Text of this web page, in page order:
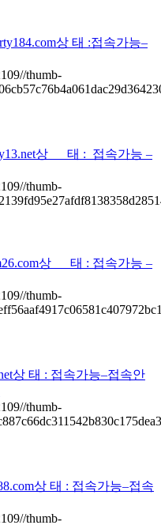
상 태 :접속가능–
상 태 : 접속가능 –
상 태 : 접속가능 –
상 태 : 접속가능–접속안
상 태 : 접속가능–접속